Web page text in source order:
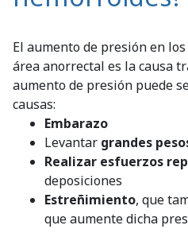
El aumento de presión en
área anorrectal es la causa
aumento de presión puede
causas:
Embarazo
Levantar grandes
Realizar esfuerzos
deposiciones
Estreñimiento, que
que aumente dicha